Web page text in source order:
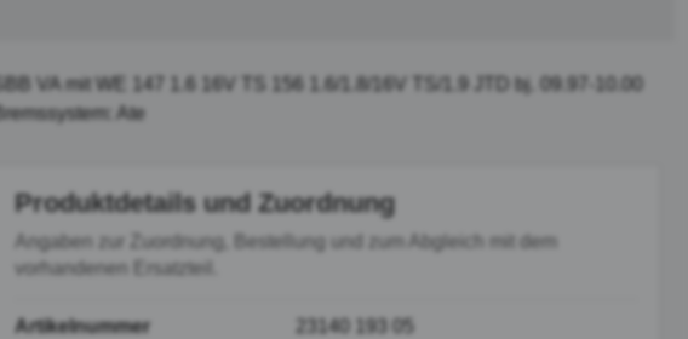
SBB VA mit WE 147 1.6 16V TS 156 1.6/1.8/16V TS/1.9 JTD bj. 09.97-10.00
Bremssystem: Ate
Produktdetails und Zuordnung
Angaben zur Zuordnung, Bestellung und zum Abgleich mit dem
vorhandenen Ersatzteil.
Artikelnummer 23140 193 05